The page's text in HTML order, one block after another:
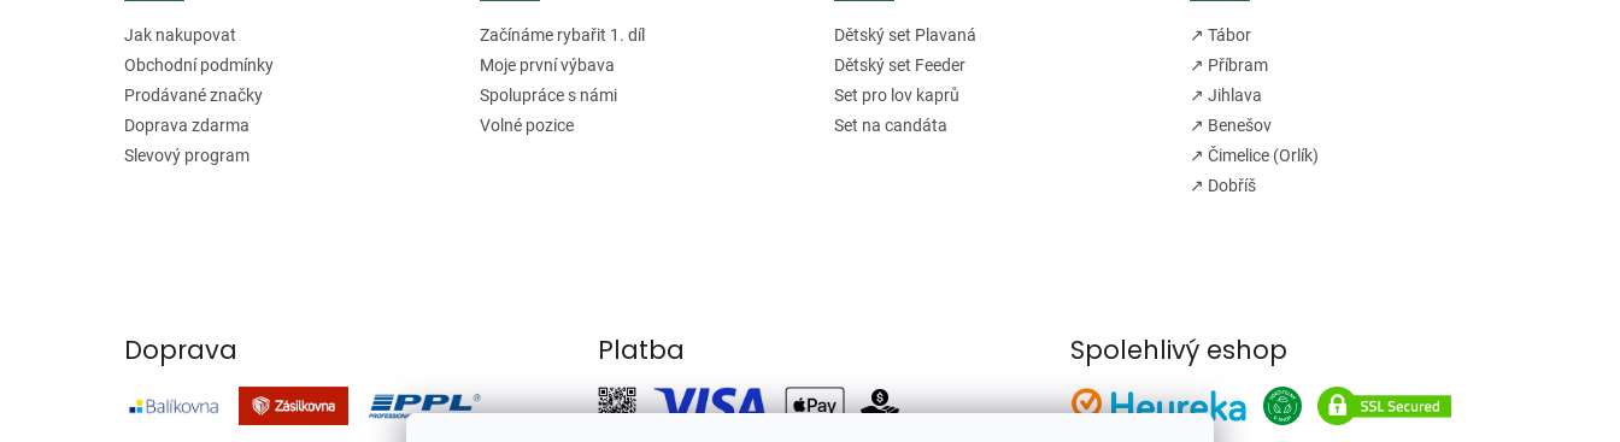
Jak nakupovat
Obchodní podmínky
Prodávané značky
Doprava zdarma
Slevový program
Začínáme rybařit 1. díl
Moje první výbava
Spolupráce s námi
Volné pozice
Dětský set Plavaná
Dětský set Feeder
Set pro lov kaprů
Set na candáta
↗ Tábor
↗ Příbram
↗ Jihlava
↗ Benešov
↗ Čimelice (Orlík)
↗ Dobříš
Doprava Platba Spolehlivý eshop